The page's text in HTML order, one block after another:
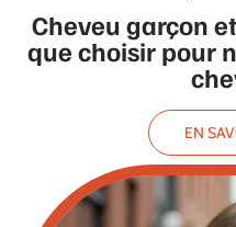
Cheveu garçon
que choisir pour
EN